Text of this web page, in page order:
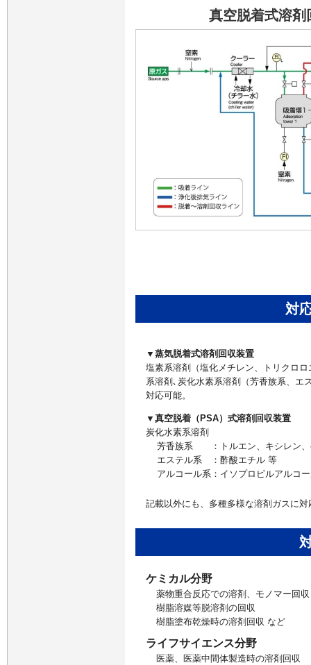
真空脱着式溶剤
対
▼蒸気脱着式溶剤回収装置
塩素系溶剤（塩化メチレン、トリクロ
系溶剤､炭化水素系溶剤（芳香族系、エ
対応可能。
▼真空脱着（PSA）式溶剤回収装置
炭化水素系溶剤
芳香族系 ：トルエン、キシレン、
エステル系 ：酢酸エチル 等
アルコール系：イソプロピルアルコ
記載以外にも、多種多様な溶剤ガスに
ケミカル分野
薬物重合反応での溶剤、モノマー回収
樹脂溶媒等脱溶剤の回収
樹脂塗布乾燥時の溶剤回収 など
ライフサイエンス分野
医薬、医薬中間体製造時の溶剤回収